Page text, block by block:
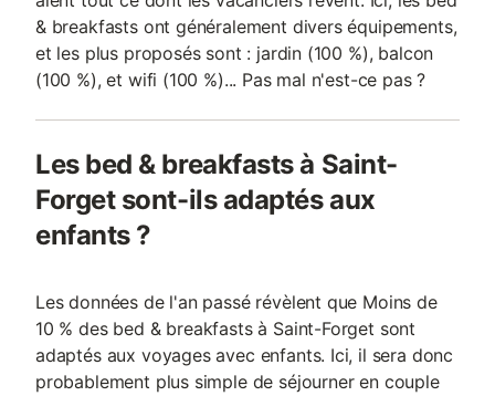
& breakfasts ont généralement divers équipements,
et les plus proposés sont : jardin (100 %), balcon
(100 %), et wifi (100 %)... Pas mal n'est-ce pas ?
Les bed & breakfasts à Saint-
Forget sont-ils adaptés aux
enfants ?
Les données de l'an passé révèlent que Moins de
10 % des bed & breakfasts à Saint-Forget sont
adaptés aux voyages avec enfants. Ici, il sera donc
probablement plus simple de séjourner en couple